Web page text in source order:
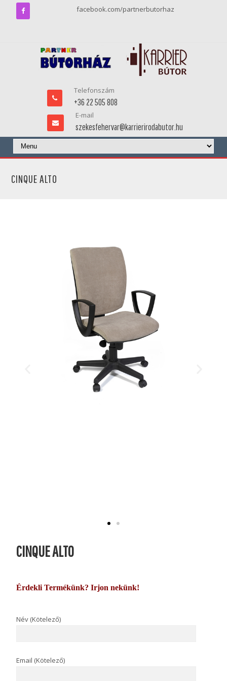
facebook.com/partnerbutorhaz
Telefonszám
+36 22 505 808
E-mail
szekesfehervar@karrierirodabutor.hu
CINQUE ALTO
CINQUE ALTO
Érdekli Termékünk? Irjon nekünk!
Név (Kötelező)
Email (Kötelező)